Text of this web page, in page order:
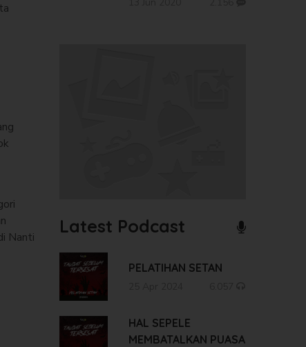
Nanti
Latest Podcast
PELATIHAN SETAN
HAL SEPELE
MEMBATALKAN PUASA